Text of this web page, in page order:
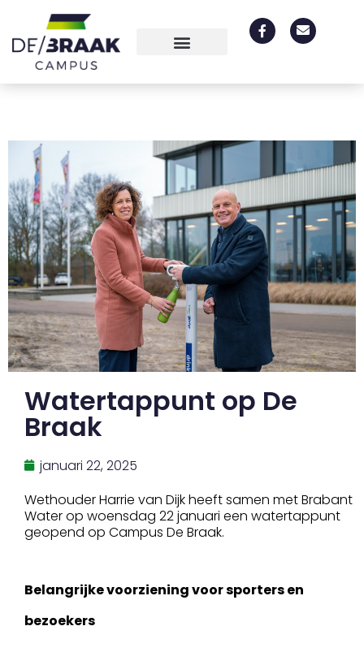
Watertappunt op De
Braak
januari 22, 2025
Wethouder Harrie van Dijk heeft samen met Brabant
Water op woensdag 22 januari een watertappunt
geopend op Campus De Braak.
Belangrijke voorziening voor sporters en
bezoekers